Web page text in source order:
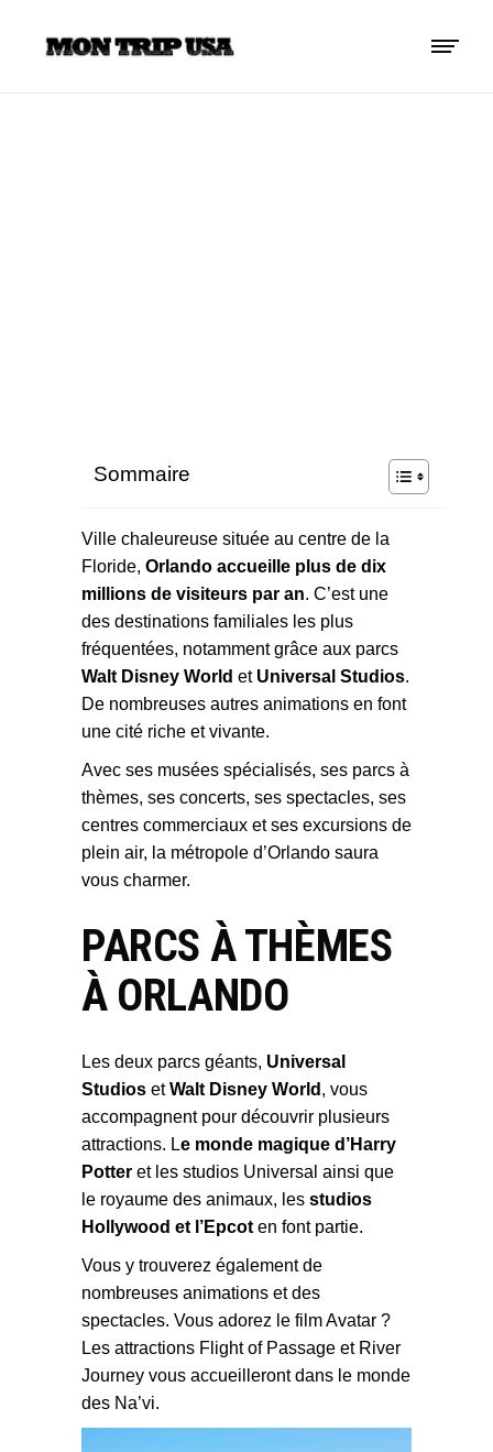
Sommaire
Ville chaleureuse située au centre de la
Floride, Orlando accueille plus de dix
millions de visiteurs par an. C’est une
des destinations familiales les plus
fréquentées, notamment grâce aux parcs
Walt Disney World et Universal Studios.
De nombreuses autres animations en font
une cité riche et vivante.
Avec ses musées spécialisés, ses parcs à
thèmes, ses concerts, ses spectacles, ses
centres commerciaux et ses excursions de
plein air, la métropole d’Orlando saura
vous charmer.
PARCS À THÈMES
À ORLANDO
Les deux parcs géants, Universal
Studios etWalt Disney World , vous
accompagnent pour découvrir plusieurs
attractions. Le monde magique d’Harry
Potter et les studios Universal ainsi que
le royaume des animaux, les studios
Hollywood et l’Epcot en font partie.
Vous y trouverez également de
nombreuses animations et des
spectacles. Vous adorez le film Avatar ?
Les attractions Flight of Passage et River
Journey vous accueilleront dans le monde
des Na’vi.